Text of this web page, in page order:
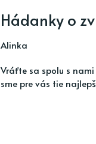
Hádanky o
Alinka
Vráťte sa spolu s
sme pre vás tie